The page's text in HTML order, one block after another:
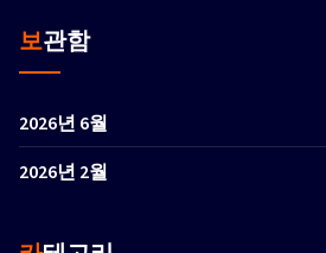
보관함
2026년 6월
2026년 2월